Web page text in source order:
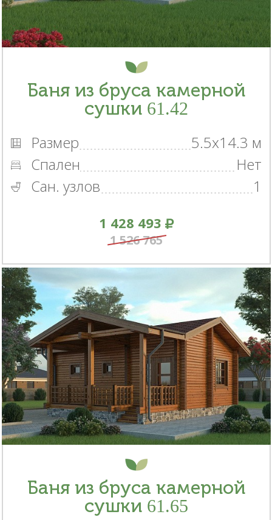
Баня из бруса камерной
сушки 61.42
Размер
5.5x14.3 м
Спален
Нет
Сан. узлов
1
1 428 493
1 526 765
Баня из бруса камерной
сушки 61.65